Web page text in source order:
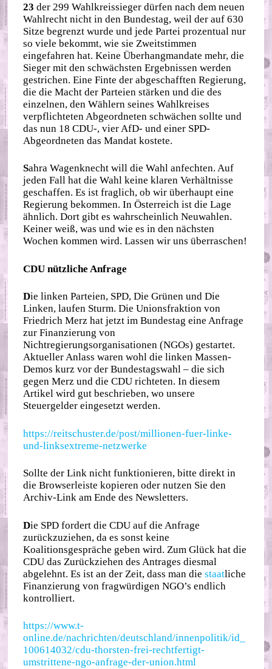
23 der 299 Wahlkreissieger dürfen nach dem neuen
Wahlrecht nicht in den Bundestag, weil der auf 630
Sitze begrenzt wurde und jede Partei prozentual nur
so viele bekommt, wie sie Zweitstimmen
eingefahren hat. Keine Überhangmandate mehr, die
Sieger mit den schwächsten Ergebnissen werden
gestrichen. Eine Finte der abgeschafften Regierung,
die die Macht der Parteien stärken und die des
einzelnen, den Wählern seines Wahlkreises
verpflichteten Abgeordneten schwächen sollte und
das nun 18 CDU-, vier AfD- und einer SPD-
Abgeordneten das Mandat kostete.
Sahra Wagenknecht will die Wahl anfechten. Auf
jeden Fall hat die Wahl keine klaren Verhältnisse
geschaffen. Es ist fraglich, ob wir überhaupt eine
Regierung bekommen. In Österreich ist die Lage
ähnlich. Dort gibt es wahrscheinlich Neuwahlen.
Keiner weiß, was und wie es in den nächsten
Wochen kommen wird. Lassen wir uns überraschen!
CDU nützliche Anfrage
Die linken Parteien, SPD, Die Grünen und Die
Linken, laufen Sturm. Die Unionsfraktion von
Friedrich Merz hat jetzt im Bundestag eine Anfrage
zur Finanzierung von
Nichtregierungsorganisationen (NGOs) gestartet.
Aktueller Anlass waren wohl die linken Massen-
Demos kurz vor der Bundestagswahl – die sich
gegen Merz und die CDU richteten. In diesem
Artikel wird gut beschrieben, wo unsere
Steuergelder eingesetzt werden.
https://reitschuster.de/post/millionen-fuer-linke-
und-linksextreme-netzwerke
Sollte der Link nicht funktionieren, bitte direkt in
die Browserleiste kopieren oder nutzen Sie den
Archiv-Link am Ende des Newsletters.
Die SPD fordert die CDU auf die Anfrage
zurückzuziehen, da es sonst keine
Koalitionsgespräche geben wird. Zum Glück hat die
CDU das Zurückziehen des Antrages diesmal
abgelehnt. Es ist an der Zeit, dass man diestaatliche
Finanzierung von fragwürdigen NGO’s endlich
kontrolliert.
https://www.t-
online.de/nachrichten/deutschland/innenpolitik/id_
100614032/cdu-thorsten-frei-rechtfertigt-
umstrittene-ngo-anfrage-der-union.html